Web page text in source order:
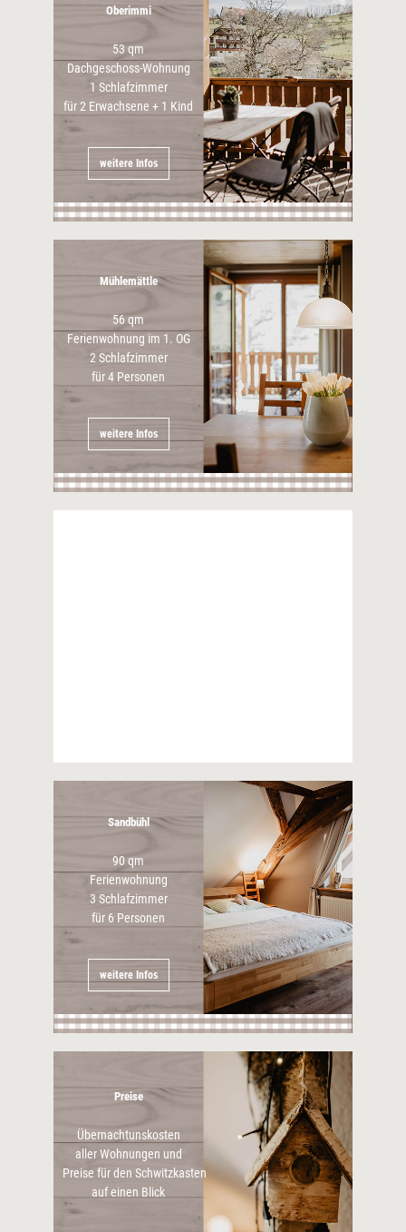
Oberimmi
53 qm
Dachgeschoss-Wohnung
1 Schlafzimmer
für 2 Erwachsene + 1 Kind
weitere Infos
Mühlemättle
56 qm
Ferienwohnung im 1. OG
2 Schlafzimmer
für 4 Personen
weitere Infos
Sandbühl
90 qm
Ferienwohnung
3 Schlafzimmer
für 6 Personen
weitere Infos
Preise
Übernachtunskosten
aller Wohnungen und
Preise für den Schwitzkasten
auf einen Blick